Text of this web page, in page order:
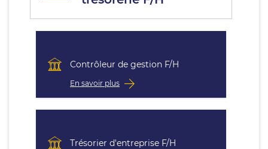
Contrôleur de gestion F/H
En savoir plus
Trésorier d'entreprise F/H